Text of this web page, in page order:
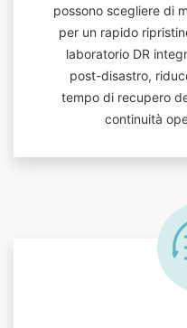
possono scegliere di
per un rapido
laboratorio DR
post-disastro,
tempo di recupero
continuità